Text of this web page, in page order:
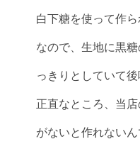
白下糖を使って作ら
なので、生地に黒
っきりとしていて後
正直なところ、当店
がないと作れないん